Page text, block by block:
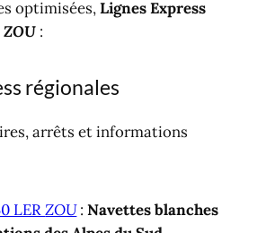
optimisées,Lignes Express
ZOU :
régionales
arrêts et informations
LERZOU:Navettes blanches